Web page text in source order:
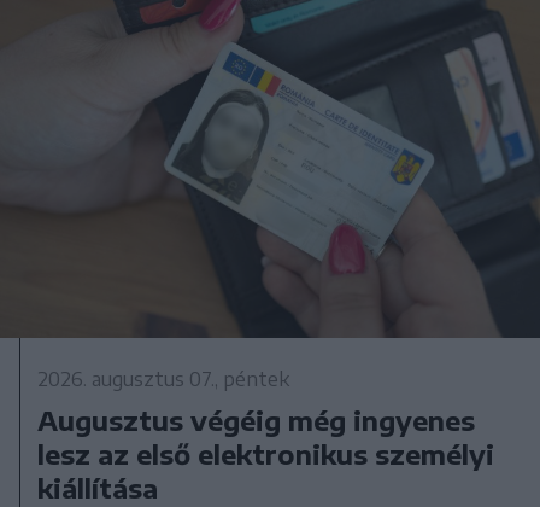
2026. augusztus 07., péntek
Augusztus végéig még ingyenes
lesz az első elektronikus személyi
kiállítása